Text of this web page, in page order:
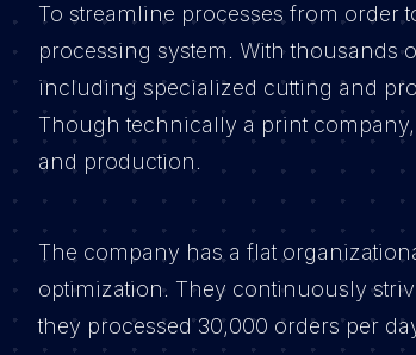
To streamline processes from order
processing system. With thousands
including specialized cutting and
Though technically a print
and production.
The company has a flat
optimization. They continuously
they processed 30,000 orders per